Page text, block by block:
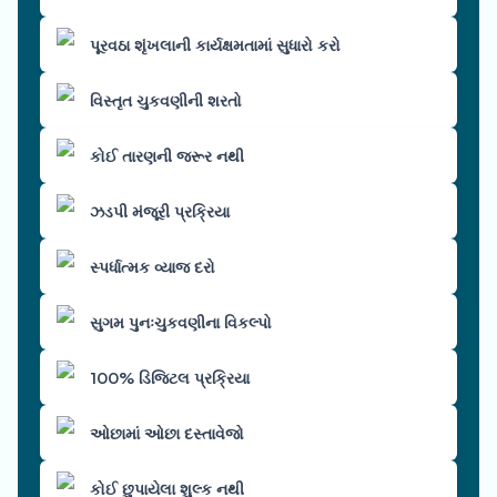
પૂરવઠા શૃંખલાની કાર્યક્ષમતામાં સુધારો કરો
વિસ્તૃત ચુકવણીની શરતો
કોઈ તારણની જરૂર નથી
ઝડપી મંજૂરી પ્રક્રિયા
સ્પર્ધાત્મક વ્યાજ દરો
સુગમ પુનઃચુકવણીના વિકલ્પો
100% ડિજિટલ પ્રક્રિયા
ઓછામાં ઓછા દસ્તાવેજો
કોઈ છુપાયેલા શુલ્ક નથી